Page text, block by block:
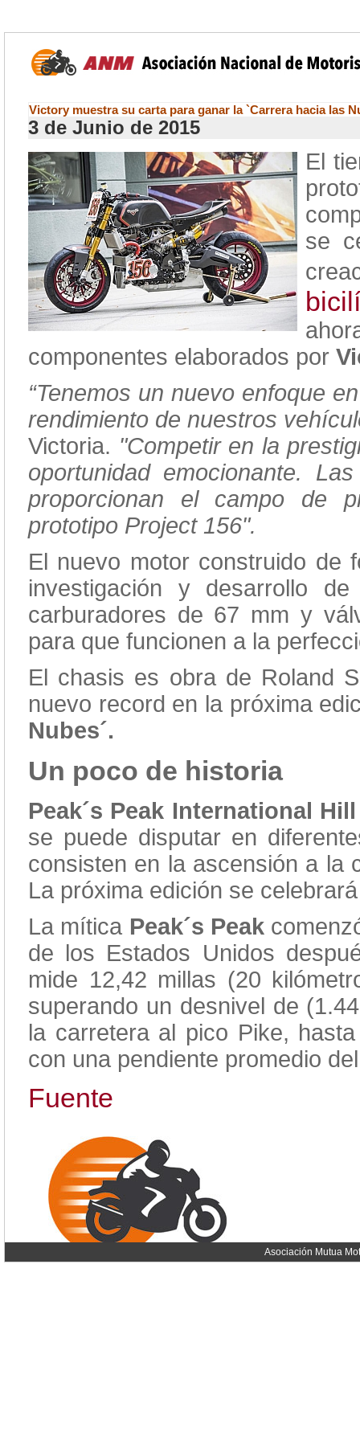
Victory muestra su carta para ganar la `Carrera hacia las
3 de Junio de 2015
El
se
componentes elaborados por
“Tenemos un nuevo enfoque
rendimiento de nuestros
Victoria. "Competir en la
oportunidad emocionante.
proporcionan el campo de
prototipo Project 156".
El nuevo motor construido de
investigación y desarrollo
carburadores de 67 mm y
para que funcionen a la
El chasis es obra de Roland
nuevo record en la próxima
Nubes´.
Un poco de historia
Peak´s Peak International
se puede disputar en
consisten en la ascensión a la
La próxima edición se
La mítica Peak´s Peak
de los Estados Unidos
mide 12,42 millas (20
superando un desnivel de
la carretera al pico Pike,
con una pendiente promedio
Fuente
Asociación Mutua